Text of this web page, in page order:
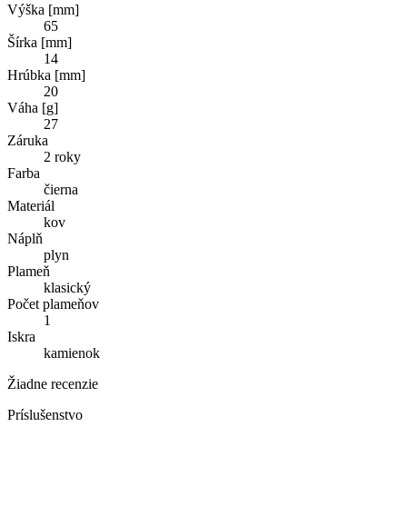
Výška [mm]
65
Šírka [mm]
14
Hrúbka [mm]
20
Váha [g]
27
Záruka
2 roky
Farba
čierna
Materiál
kov
Náplň
plyn
Plameň
klasický
Počet plameňov
1
Iskra
kamienok
Žiadne recenzie
Príslušenstvo